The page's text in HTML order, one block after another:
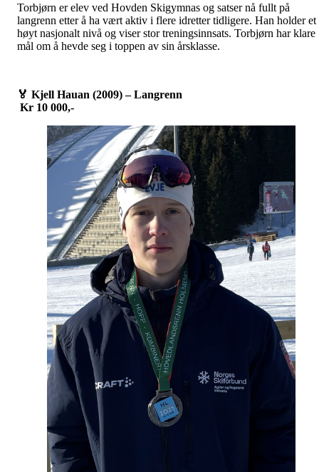
Torbjørn er elev ved Hovden Skigymnas og satser nå fullt på
langrenn etter å ha vært aktiv i flere idretter tidligere. Han holder et
høyt nasjonalt nivå og viser stor treningsinnsats. Torbjørn har klare
mål om å hevde seg i toppen av sin årsklasse.
🏅 Kjell Hauan (2009) – Langrenn
Kr 10 000,-